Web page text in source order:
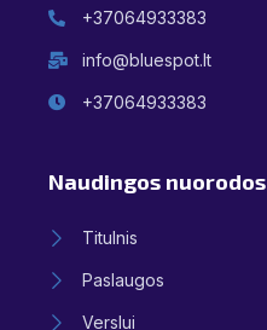
+37064933383
info@bluespot.lt
+37064933383
Naudingos nuorodos
Titulnis
Paslaugos
Verslui